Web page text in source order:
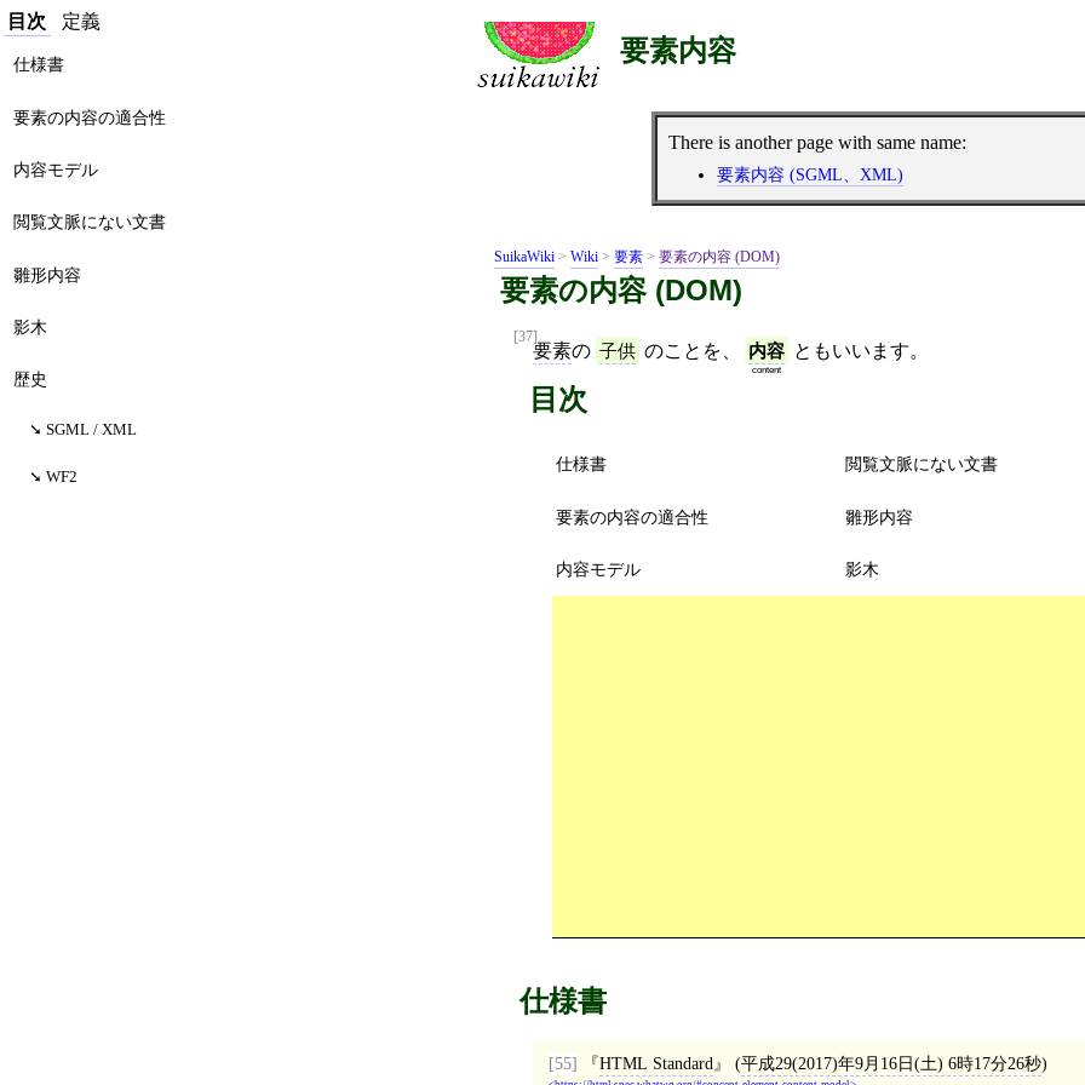
要素内容
There is another page with same name:
要素内容 (SGML、XML)
SuikaWiki > Wiki > 要素 > 要素の内容 (DOM)
要素の内容 (DOM)
[37]
要素の 子供 のことを、 内容
content
ともいいます。
目次
仕様書
要素の内容の適合性
内容モデル
閲覧文脈にない文書
雛形内容
影木
仕様書
[55] HTML Standard (平成29(2017)年9月16日(土) 6時17分26秒)
目次 定義
仕様書
要素の内容の適合性
内容モデル
閲覧文脈にない文書
雛形内容
影木
歴史
SGML / XML
WF2